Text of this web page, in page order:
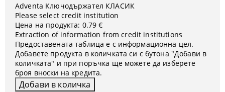
Adventa Ключодържател КЛАСИК
Please select credit institution
Цена на продукта: 0.79 €
Extraction of information from credit institutions
Предоставената таблица е с информационна цел.
Добавете продукта в количката си с бутона "Добави в
количката" и при поръчка ще можете да изберете
броя вноски на кредита.